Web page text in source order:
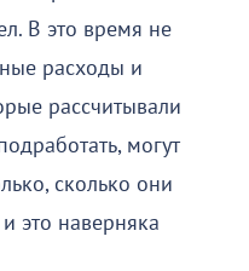
В это время не
расходы и
рассчитывали
могут
сколько они
это наверняка